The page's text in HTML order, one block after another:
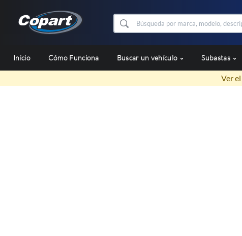
Inicio Cómo Funciona Buscar un vehículo Subastas
Ver